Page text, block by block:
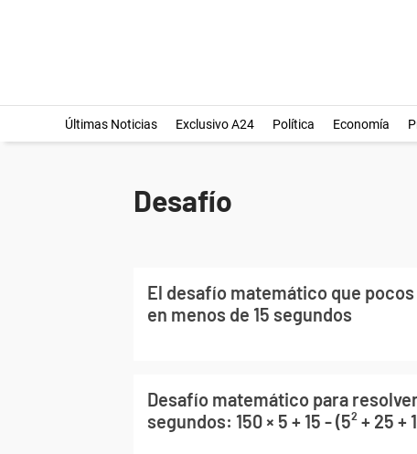
Últimas Noticias Exclusivo A24 Política Economía
Desafío
El desafío matemático que
en menos de 15 segundos
Desafío matemático para
segundos: 150 × 5 + 15 - (5² + 25 +